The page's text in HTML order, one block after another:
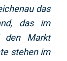
das
das im
den Markt
stehen im